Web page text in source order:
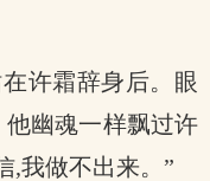
许霜辞身后。眼
幽魂一样飘过许
,我做不出来。”